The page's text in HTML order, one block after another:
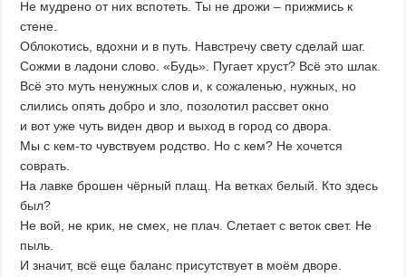
Не мудрено от них вспотеть. Ты не дрожи – прижмись к
стене.
Облокотись, вдохни и в путь. Навстречу свету сделай шаг.
Сожми в ладони слово. «Будь». Пугает хруст? Всё это шлак.
Всё это муть ненужных слов и, к сожаленью, нужных, но
слились опять добро и зло, позолотил рассвет окно
и вот уже чуть виден двор и выход в город со двора.
Мы с кем-то чувствуем родство. Но с кем? Не хочется
соврать.
На лавке брошен чёрный плащ. На ветках белый. Кто здесь
был?
Не вой, не крик, не смех, не плач. Слетает с веток свет. Не
пыль.
И значит, всё еще баланс присутствует в моём дворе.